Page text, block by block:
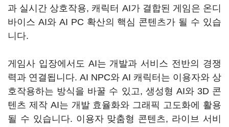
과 실시간 상호작용, 캐릭터 AI가 결합된 게임은 온디
바이스 AI와 AI PC 확산의 핵심 콘텐츠가 될 수 있습
니다.
게임사 입장에서도 AI는 개발과 서비스 전반의 경쟁
력과 연결됩니다. AI NPC와 AI 캐릭터는 이용자와 상
호작용하는 방식을 바꿀 수 있고, 생성형 AI와 3D 콘
텐츠 제작 AI는 개발 효율화와 그래픽 고도화에 활용
될 수 있습니다. 이용자 맞춤형 콘텐츠, 라이브 서비